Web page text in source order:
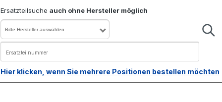
Ersatzteilsuche auch ohne Hersteller möglich
Bitte Hersteller auswählen
Hier klicken, wenn Sie mehrere Positionen bestellen möchten